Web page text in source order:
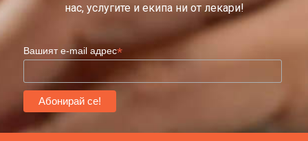
нас, услугите и екипа ни от лекари!
Вашият e-mail адрес*